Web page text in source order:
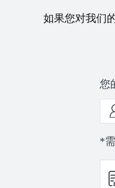
如果您对我们
您
*